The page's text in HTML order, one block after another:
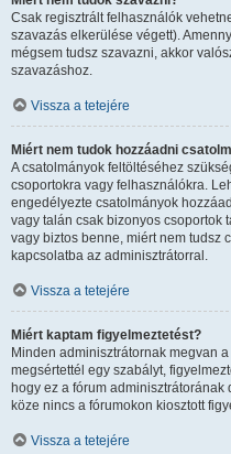
Csak regisztrált felhasználók
szavazás elkerülése végett).
mégsem tudsz szavazni, akkor
szavazáshoz.
Vissza a tetejére
Miért nem tudok hozzáadni
A csatolmányok feltöltéséhez
csoportokra vagy felhasználókra.
engedélyezte csatolmányok
vagy talán csak bizonyos csoportok
vagy biztos benne, miért nem tudsz
kapcsolatba az adminisztrátorral.
Vissza a tetejére
Miért kaptam figyelmeztetést?
Minden adminisztrátornak megvan
megsértettél egy szabályt,
hogy ez a fórum
köze nincs a fórumokon kiosztott
Vissza a tetejére